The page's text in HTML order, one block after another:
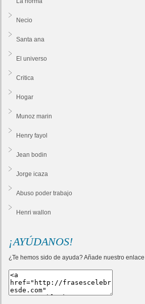
Necio
Santa ana
El universo
Critica
Hogar
Munoz marin
Henry fayol
Jean bodin
Jorge icaza
Abuso poder trabajo
Henri wallon
¡AYÚDANOS!
¿Te hemos sido de ayuda? Añade nuestro